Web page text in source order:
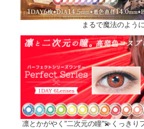
まるで魔法のよう
凛とかがやく"二次元の瞳"💫くっきり